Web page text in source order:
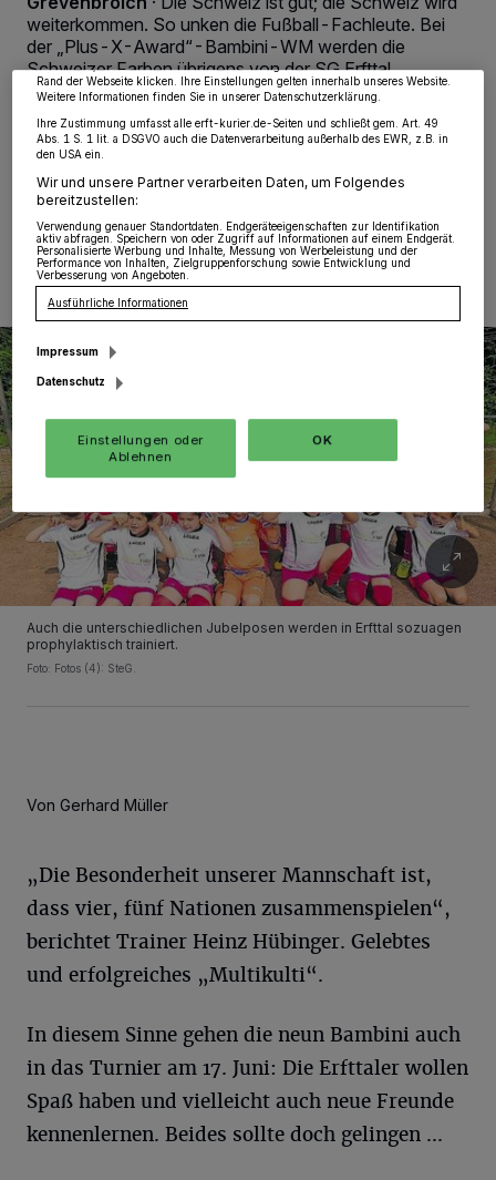
weiterkommen. So unken die Fußball-Fachleute. Bei
der „Plus-X-Award“-Bambini-WM werden die
Schweizer Farben übrigens von der SG Erfttal
vertreten. Und ebenso wie die Schweiz, die sich ja ihrer
Viersprachigkeit rühmt, werden im Erfttaler Team viele
Sprachen gesprochen.
08.06.2018 , 10:22 Uhr Eine Minute Lesezeit
Auch die unterschiedlichen Jubelposen werden in Erfttal sozuagen
prophylaktisch trainiert.
Foto: Fotos (4): SteG.
Von Gerhard Müller
„Die Besonderheit unserer Mannschaft ist,
dass vier, fünf Nationen zusammenspielen“,
berichtet Trainer Heinz Hübinger. Gelebtes
und erfolgreiches „Multikulti“.
In diesem Sinne gehen die neun Bambini auch
in das Turnier am 17. Juni: Die Erfttaler wollen
Spaß haben und vielleicht auch neue Freunde
kennenlernen. Beides sollte doch gelingen ...
Partner verarbeiten Daten, um Ihnen Dienste bereitzustellen“ aufgeführten
Zwecke. Wenn Tracker deaktiviert sind, sind manche Inhalte und Anzeigen
möglicherweise nicht mehr so relevant für Sie. Sie können dieses Menü jederzeit
wieder aufrufen, um Ihre Einstellungen zu ändern oder Ihre Einwilligung zu
widerrufen, indem Sie auf den Link Einstellungen oder Ablehnen am unteren
Rand der Webseite klicken. Ihre Einstellungen gelten innerhalb unseres Website.
Weitere Informationen finden Sie in unserer Datenschutzerklärung.
Ihre Zustimmung umfasst alle erft-kurier.de-Seiten und schließt gem. Art. 49
Abs. 1 S. 1 lit. a DSGVO auch die Datenverarbeitung außerhalb des EWR, z.B. in
den USA ein.
Wir und unsere Partner verarbeiten Daten, um Folgendes
bereitzustellen:
Verwendung genauer Standortdaten. Endgeräteeigenschaften zur Identifikation
aktiv abfragen. Speichern von oder Zugriff auf Informationen auf einem Endgerät.
Personalisierte Werbung und Inhalte, Messung von Werbeleistung und der
Performance von Inhalten, Zielgruppenforschung sowie Entwicklung und
Verbesserung von Angeboten.
Ausführliche Informationen
Impressum
Datenschutz
Einstellungen oder
Ablehnen
OK